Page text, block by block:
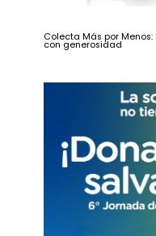
Colecta Más por
con generosidad